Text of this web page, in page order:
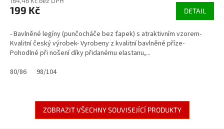
199 Kč DETAIL
- Bavlněné legíny (punčocháče bez ťapek) s atraktivním vzorem-
Kvalitní český výrobek- Vyrobeny z kvalitní bavlněné příze-
Pohodlné při nošení díky přidanému elastanu,...
80/86
98/104
ZOBRAZIT VŠECHNY SOUVISEJÍCÍ PRODUKTY